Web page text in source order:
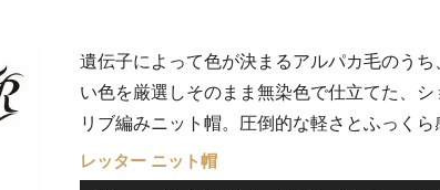
遺伝子によって色が決まるアルパカ毛のうち
い色を厳選しそのまま無染色で仕立てた、
リブ編みニット帽。圧倒的な軽さとふっくら
レッター ニット帽